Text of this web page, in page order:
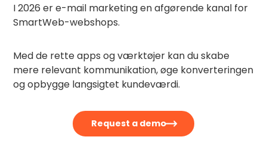
I 2026 er e-mail marketing en afgørende kanal for
SmartWeb-webshops.
Med de rette apps og værktøjer kan du skabe
mere relevant kommunikation, øge konverteringen
og opbygge langsigtet kundeværdi.
Request a demo